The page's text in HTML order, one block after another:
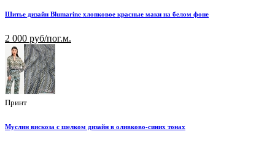
Шитье дизайн Blumarine хлопковое красные маки на белом фоне
2 000 руб/пог.м.
Принт
Муслин вискоза с шелком дизайн в оливково-синих тонах